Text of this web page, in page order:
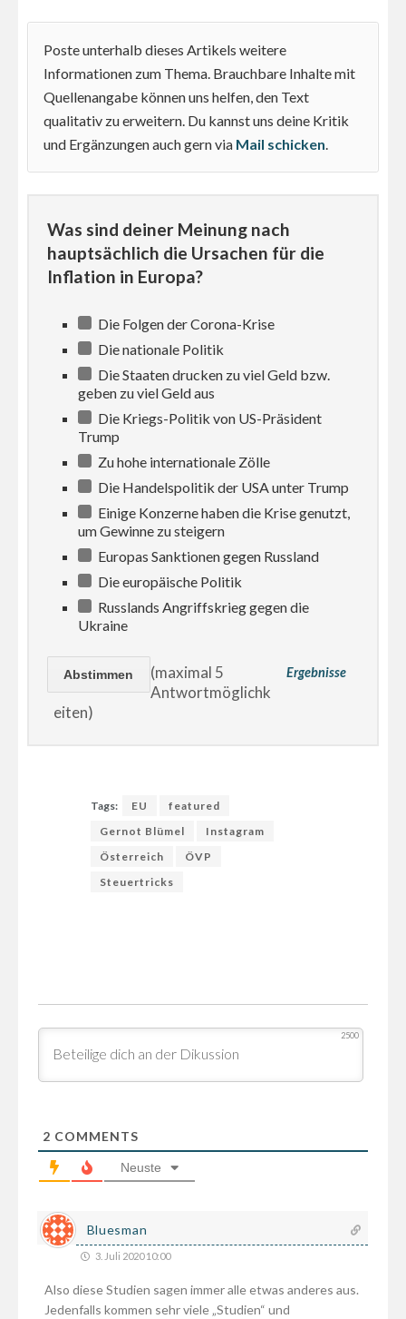
Poste unterhalb dieses Artikels weitere
Informationen zum Thema. Brauchbare Inhalte mit
Quellenangabe können uns helfen, den Text
qualitativ zu erweitern. Du kannst uns deine Kritik
und Ergänzungen auch gern via Mail schicken.
Was sind deiner Meinung nach
hauptsächlich die Ursachen für die
Inflation in Europa?
Die Folgen der Corona-Krise
Die nationale Politik
Die Staaten drucken zu viel Geld bzw.
geben zu viel Geld aus
Die Kriegs-Politik von US-Präsident
Trump
Zu hohe internationale Zölle
Die Handelspolitik der USA unter Trump
Einige Konzerne haben die Krise genutzt,
um Gewinne zu steigern
Europas Sanktionen gegen Russland
Die europäische Politik
Russlands Angriffskrieg gegen die
Ukraine
Ergebnisse
(maximal 5
Antwortmöglichk
eiten)
Tags: EU
featured
Gernot Blümel
Instagram
Österreich
ÖVP
Steuertricks
2500
2 COMMENTS
Neuste
Bluesman
3. Juli 2020 10:00
Also diese Studien sagen immer alle etwas anderes aus.
Jedenfalls kommen sehr viele „Studien“ und